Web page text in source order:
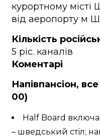
курортному
від аеропорту м
Кількість
5 ріс. каналів
Коментарі
Напівпансіон,
00)
Half Board
– шведський стіл;